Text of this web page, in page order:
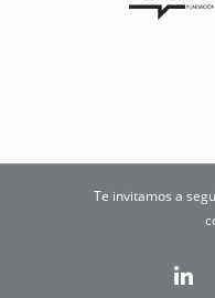
Te invitamos a